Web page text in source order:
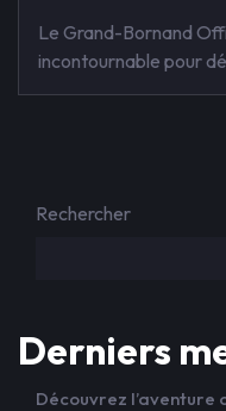
Le Grand-Bornand
incontournable pour
Rechercher
Derniers
Découvrez